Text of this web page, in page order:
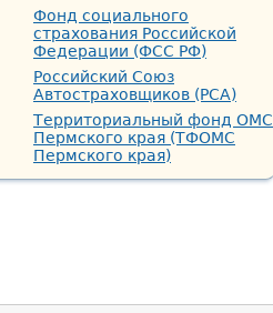
Фонд социального
страхования Российской
Федерации (ФСС РФ)
Российский Союз
Автостраховщиков (РСА)
Территориальный фонд ОМС
Пермского края (ТФОМС
Пермского края)